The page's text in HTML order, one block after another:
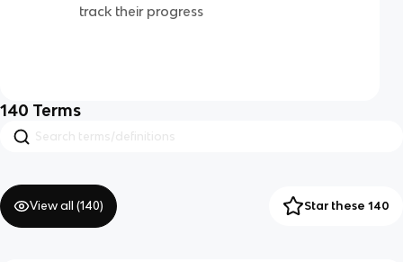
track their progress
140 Terms
View all (140) Star these 140